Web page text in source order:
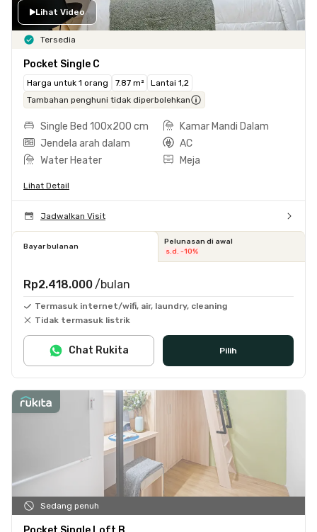
Lihat Video
Tersedia
Pocket Single C
Harga untuk 1 orang 7.87 m²
Lantai 1,2
Tambahan penghuni tidak diperbolehkan
Single Bed 100x200 cm
Kamar Mandi Dalam
Jendela arah dalam
AC
Water Heater
Meja
Lihat Detail
Jadwalkan Visit
Bayar bulanan
Pelunasan di awal
s.d. -10%
Rp2.418.000 /bulan
Termasuk internet/wifi, air, laundry, cleaning
Tidak termasuk listrik
Pilih
Chat Rukita
Sedang penuh